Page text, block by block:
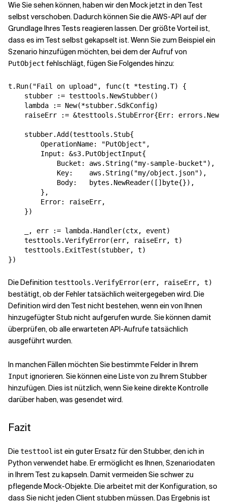
Wie Sie sehen können, haben wir den Mock jetzt in den Test
selbst verschoben. Dadurch können Sie die AWS-API auf der
Grundlage Ihres Tests reagieren lassen. Der größte Vorteil ist,
dass es im Test selbst gekapselt ist. Wenn Sie zum Beispiel ein
Szenario hinzufügen möchten, bei dem der Aufruf von
PutObject fehlschlägt, fügen Sie Folgendes hinzu:
t.Run("Fail on upload", func(t *testing.T) {
    stubber := testtools.NewStubber()
    lambda := New(*stubber.SdkConfig)
raiseErr := &testtools.StubError{Err:
    stubber.Add(testtools.Stub{
        OperationName: "PutObject",
        Input: &s3.PutObjectInput{
            Bucket: aws.String("my-sample-bucket"),
            Key:    aws.String("my/object.json"),
            Body:   bytes.NewReader([]byte{}),
        },
        Error: raiseErr,
    })
    _, err := lambda.Handler(ctx, event)
    testtools.VerifyError(err, raiseErr, t)
    testtools.ExitTest(stubber, t)
Die Definition testtools.VerifyError(err, raiseErr, t)
bestätigt, ob der Fehler tatsächlich weitergegeben wird. Die
Definition wird den Test nicht bestehen, wenn ein von Ihnen
hinzugefügter Stub nicht aufgerufen wurde. Sie können damit
überprüfen, ob alle erwarteten API-Aufrufe tatsächlich
ausgeführt wurden.
In manchen Fällen möchten Sie bestimmte Felder in Ihrem
Input ignorieren. Sie können eine Liste von zu Ihrem Stubber
hinzufügen. Dies ist nützlich, wenn Sie keine direkte Kontrolle
darüber haben, was gesendet wird.
Fazit
Dietesttool ist ein guter Ersatz für den Stubber, den ich in
Python verwendet habe. Er ermöglicht es Ihnen, Szenariodaten
in Ihrem Test zu kapseln. Damit vermeiden Sie schwer zu
pflegende Mock-Objekte. Diearbeitet mit der Konfiguration, so
dass Sie nicht jeden Client stubben müssen. Das Ergebnis ist